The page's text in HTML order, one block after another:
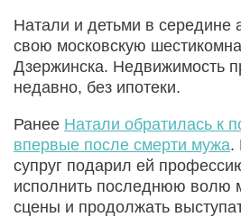
Натали и детьми в середине
свою московскую
Дзержинска. Недвижимость
недавно, без ипотеки.
Ранее Натали обратилась к
впервые после смерти мужа.
супруг подарил ей
исполнить последнюю волю
сцены и продолжать